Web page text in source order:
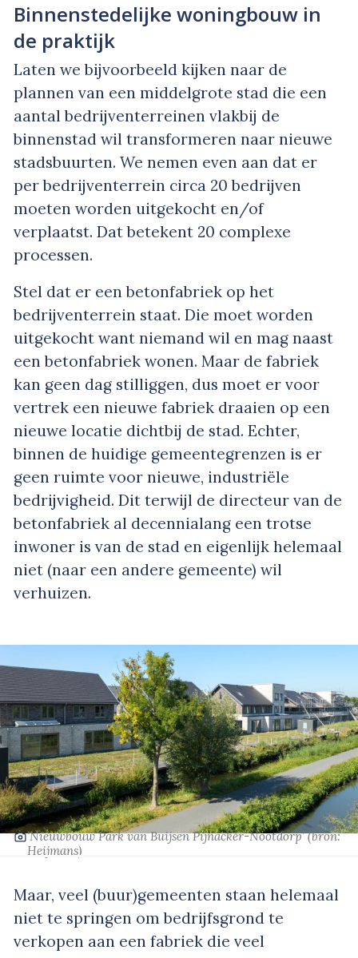
Binnenstedelijke woningbouw in
de praktijk
Laten we bijvoorbeeld kijken naar de
plannen van een middelgrote stad die een
aantal bedrijventerreinen vlakbij de
binnenstad wil transformeren naar nieuwe
stadsbuurten. We nemen even aan dat er
per bedrijventerrein circa 20 bedrijven
moeten worden uitgekocht en/of
verplaatst. Dat betekent 20 complexe
processen.
Stel dat er een betonfabriek op het
bedrijventerrein staat. Die moet worden
uitgekocht want niemand wil en mag naast
een betonfabriek wonen. Maar de fabriek
kan geen dag stilliggen, dus moet er voor
vertrek een nieuwe fabriek draaien op een
nieuwe locatie dichtbij de stad. Echter,
binnen de huidige gemeentegrenzen is er
geen ruimte voor nieuwe, industriële
bedrijvigheid. Dit terwijl de directeur van de
betonfabriek al decennialang een trotse
inwoner is van de stad en eigenlijk helemaal
niet (naar een andere gemeente) wil
verhuizen.
‘Nieuwbouw Park van Buijsen Pijnacker-Nootdorp’(bron:
Heijmans)
Maar, veel (buur)gemeenten staan helemaal
niet te springen om bedrijfsgrond te
verkopen aan een fabriek die veel